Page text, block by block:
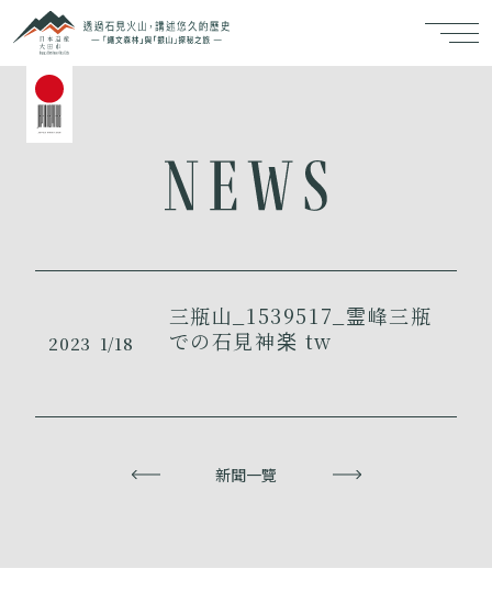
2023 1/18
三瓶山_1539517_霊峰三瓶
での石見神楽 tw
新聞一覽